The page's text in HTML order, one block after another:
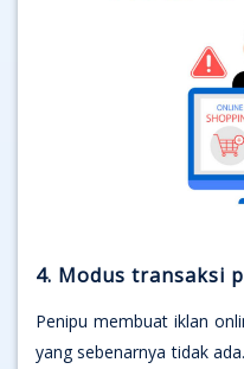
4. Modus transaksi
Penipu membuat iklan
yang sebenarnya tidak